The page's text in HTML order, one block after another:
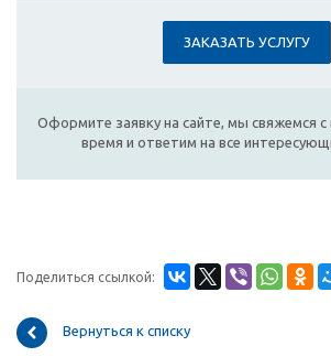
ЗАКАЗАТЬ УСЛУГУ
Оформите заявку на сайте, мы свяжемся
время и ответим на все
Поделиться ссылкой:
Вернуться к списку